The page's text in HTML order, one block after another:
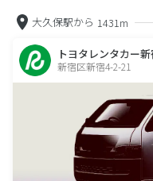
大久保駅から 1431m
トヨタレンタカー
新宿区新宿4-2-21